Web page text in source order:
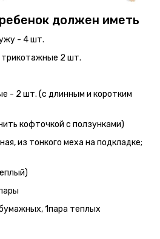
должен иметь
- 4 шт.
2 шт.
- 2 шт. (с длинным и коротким
кофточкой с ползунками)
из тонкого меха на подкладке;
1пара теплых